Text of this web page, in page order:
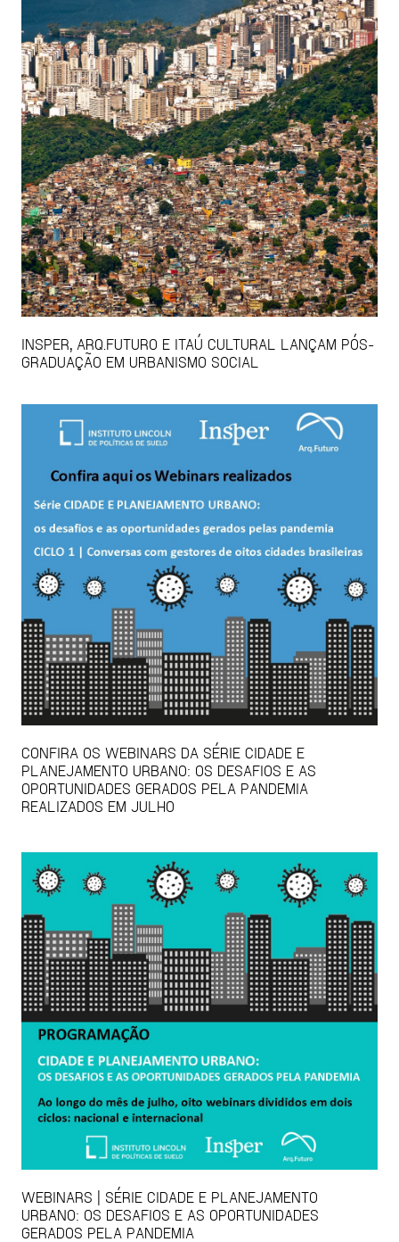
INSPER, ARQ.FUTURO E ITAÚ CULTURAL LANÇAM PÓS-
GRADUAÇÃO EM URBANISMO SOCIAL
CONFIRA OS WEBINARS DA SÉRIE CIDADE E
PLANEJAMENTO URBANO: OS DESAFIOS E AS
OPORTUNIDADES GERADOS PELA PANDEMIA
REALIZADOS EM JULHO
WEBINARS | SÉRIE CIDADE E PLANEJAMENTO
URBANO: OS DESAFIOS E AS OPORTUNIDADES
GERADOS PELA PANDEMIA